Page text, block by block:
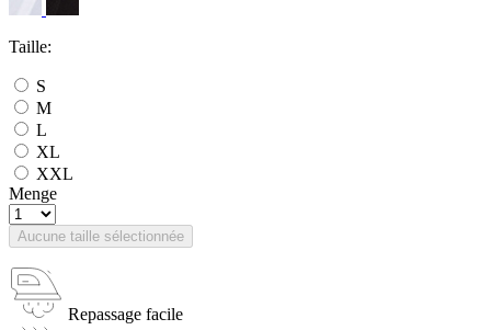
Taille:
S
M
L
XL
XXL
Menge
Aucune taille sélectionnée
Repassage facile